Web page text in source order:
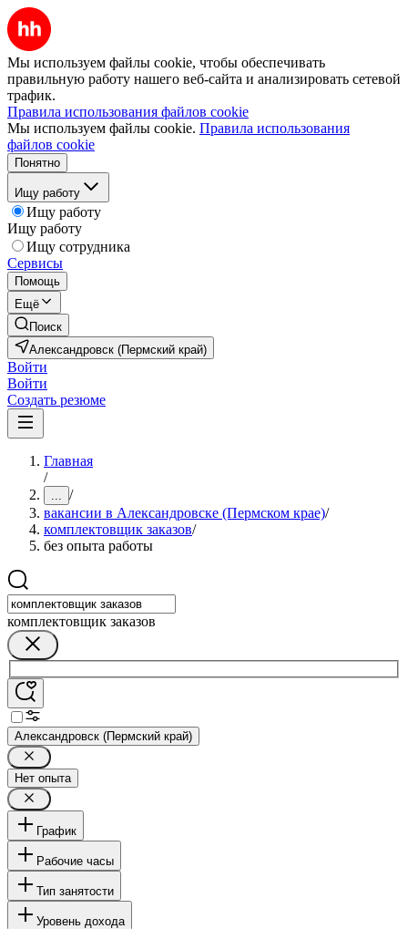
Мы используем файлы cookie, чтобы обеспечивать
правильную работу нашего веб-сайта и анализировать сетевой
трафик.
Правила использования файлов cookie
Мы используем файлы cookie. Правила использования
файлов cookie
Понятно
Ищу работу
Ищу работу
Ищу работу
Ищу сотрудника
Сервисы
Помощь
Ещё
Поиск
Александровск (Пермский край)
Войти
Войти
Создать резюме
Главная
/
... /
вакансии в Александровске (Пермском крае)/
комплектовщик заказов/
без опыта работы
комплектовщик заказов
Александровск (Пермский край)
Нет опыта
График
Рабочие часы
Тип занятости
Уровень дохода